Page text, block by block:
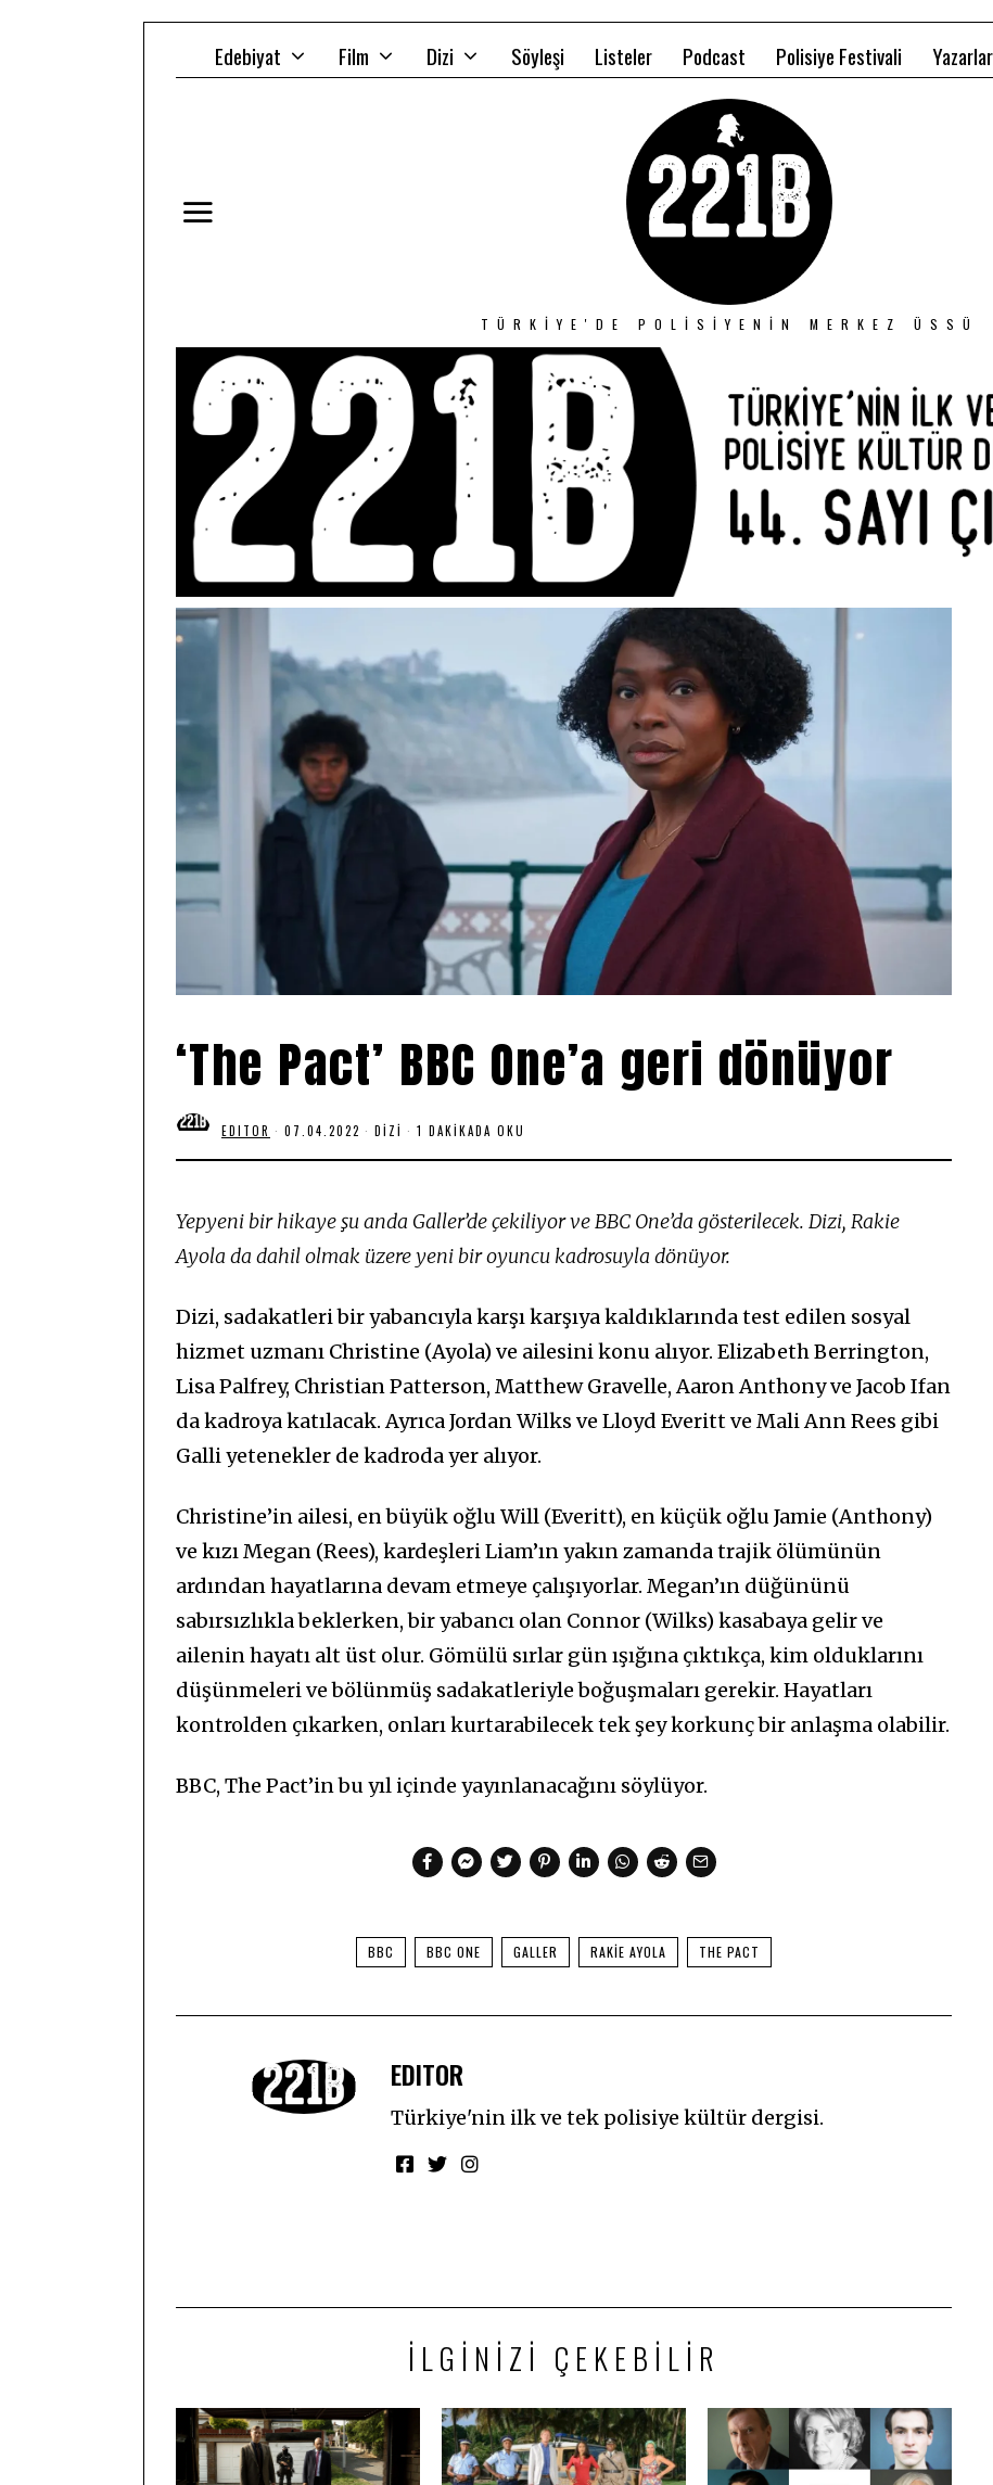
Edebiyat Film Dizi Söyleşi Listeler Podcast Polisiye Festivali Yazarlar
TÜRKIYE'DE POLISIYENIN MERKEZ ÜSSÜ
‘The Pact’ BBC One’a geri dönüyor
EDITOR 07.04.2022 0
.
2
2
DIZI 1 DAKIKADA OKU
Yepyeni bir hikaye şu anda Galler’de çekiliyor ve BBC One’da gösterilecek. Dizi, Rakie
Ayola da dahil olmak üzere yeni bir oyuncu kadrosuyla dönüyor.
Dizi, sadakatleri bir yabancıyla karşı karşıya kaldıklarında test edilen sosyal
hizmet uzmanı Christine (Ayola) ve ailesini konu alıyor. Elizabeth Berrington,
Lisa Palfrey, Christian Patterson, Matthew Gravelle, Aaron Anthony ve Jacob Ifan
da kadroya katılacak. Ayrıca Jordan Wilks ve Lloyd Everitt ve Mali Ann Rees gibi
Galli yetenekler de kadroda yer alıyor.
Christine’in ailesi, en büyük oğlu Will (Everitt), en küçük oğlu Jamie (Anthony)
ve kızı Megan (Rees), kardeşleri Liam’ın yakın zamanda trajik ölümünün
ardından hayatlarına devam etmeye çalışıyorlar. Megan’ın düğününü
sabırsızlıkla beklerken, bir yabancı olan Connor (Wilks) kasabaya gelir ve
ailenin hayatı alt üst olur. Gömülü sırlar gün ışığına çıktıkça, kim olduklarını
düşünmeleri ve bölünmüş sadakatleriyle boğuşmaları gerekir. Hayatları
kontrolden çıkarken, onları kurtarabilecek tek şey korkunç bir anlaşma olabilir.
BBC, The Pact’in bu yıl içinde yayınlanacağını söylüyor.
BBC BBC ONE GALLER RAKIE AYOLA THE PACT
EDITOR
Türkiye'nin ilk ve tek polisiye kültür dergisi.
İLGINIZI ÇEKEBILIR